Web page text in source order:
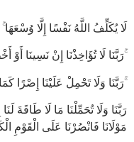
لَا يُكَلِّفُ اللَّهُ نَفْسًا إِلَّا
ۗ رَبَّنَا لَا تُؤَاخِذْنَا إِنْ نَسِينَا أَوْ أَخْطَأْنَا ۚ
رَبَّنَا وَلَا تَحْمِلْ عَلَيْنَا إِصْرًا كَمَا حَمَلْتَهُ عَلَى الَّذِينَ مِنْ قَبْلِنَا ۚ
مَوْلَانَا فَانْصُرْنَا عَلَى الْقَوْمِ